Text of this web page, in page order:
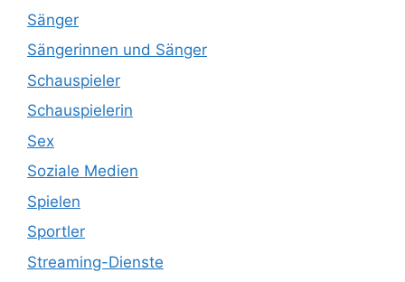
Sänger
Sängerinnen und Sänger
Schauspieler
Schauspielerin
Sex
Soziale Medien
Spielen
Sportler
Streaming-Dienste